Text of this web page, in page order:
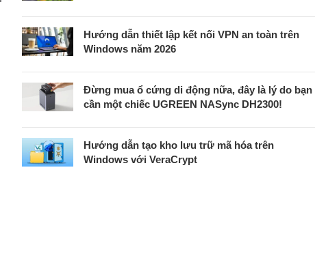
Hướng dẫn thiết lập kết nối VPN an toàn trên
Windows năm 2026
Đừng mua ổ cứng di động nữa, đây là lý do bạn
cần một chiếc UGREEN NASync DH2300!
Hướng dẫn tạo kho lưu trữ mã hóa trên
Windows với VeraCrypt